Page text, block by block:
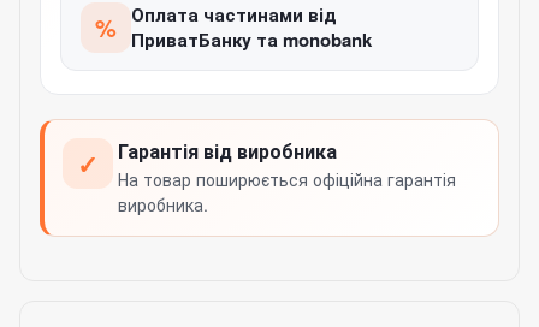
% Оплата частинами від
ПриватБанку та monobank
✓ Гарантія від виробника
На товар поширюється офіційна гарантія
виробника.